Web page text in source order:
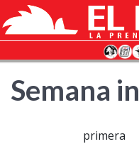
Semana
primera